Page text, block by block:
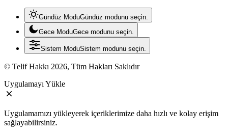
Gündüz ModuGündüz modunu seçin.
Gece ModuGece modunu seçin.
Sistem ModuSistem modunu seçin.
© Telif Hakkı 2026, Tüm Hakları Saklıdır
Uygulamayı Yükle
Uygulamamızı yükleyerek içeriklerimize daha hızlı ve kolay erişim
sağlayabilirsiniz.